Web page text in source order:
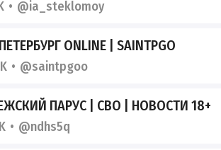
@ia_steklomoy
ONLINE | SAINTPGO
@saintpgoo
ПАРУС | СВО | НОВОСТИ 18+
@ndhs5q